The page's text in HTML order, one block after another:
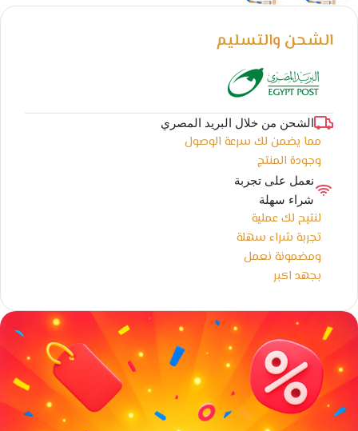
الشحن والتسليم
الشحن من خلال البريد المصري
مما يضمن لك سرعة الوصول
وجودة المنتج
نعمل على تجربة
شراء سهلة
لنتيح لك عملية
تجربة شراء سهلة
ومضمونة نعمل
بجهد اكبر